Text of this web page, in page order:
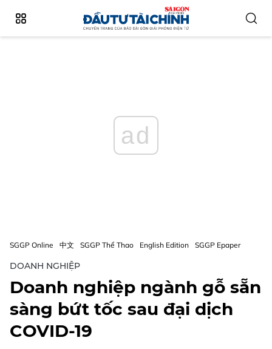
ad
SGGP Online 中文 SGGP Thể Thao English Edition SGGP Epaper
DOANH NGHIỆP
Doanh nghiệp ngành gỗ sẵn
sàng bứt tốc sau đại dịch
COVID-19